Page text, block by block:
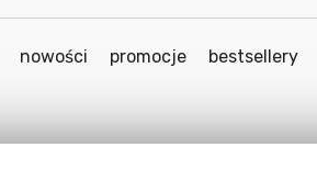
nowości promocje bestsellery